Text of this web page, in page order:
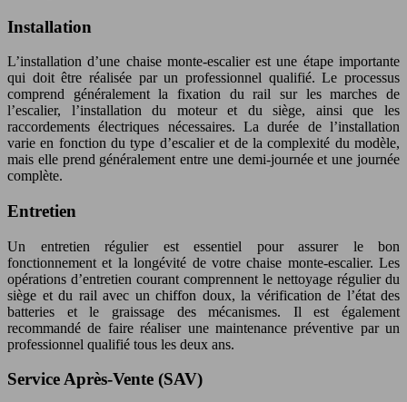
Installation
L’installation d’une chaise monte-escalier est une étape importante
qui doit être réalisée par un professionnel qualifié. Le processus
comprend généralement la fixation du rail sur les marches de
l’escalier, l’installation du moteur et du siège, ainsi que les
raccordements électriques nécessaires. La durée de l’installation
varie en fonction du type d’escalier et de la complexité du modèle,
mais elle prend généralement entre une demi-journée et une journée
complète.
Entretien
Un entretien régulier est essentiel pour assurer le bon
fonctionnement et la longévité de votre chaise monte-escalier. Les
opérations d’entretien courant comprennent le nettoyage régulier du
siège et du rail avec un chiffon doux, la vérification de l’état des
batteries et le graissage des mécanismes. Il est également
recommandé de faire réaliser une maintenance préventive par un
professionnel qualifié tous les deux ans.
Service Après-Vente (SAV)